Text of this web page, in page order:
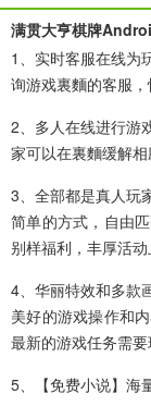
满贯大亨棋牌
1、实时客服在线为
询游戏裏麵的客服
2、多人在线进行游
家可以在裏麵缓解
3、全部都是真人玩
简单的方式，自由
别样福利，丰厚活
4、华丽特效和多款
美好的游戏操作和
最新的游戏任务需要
5、【免费小说】海